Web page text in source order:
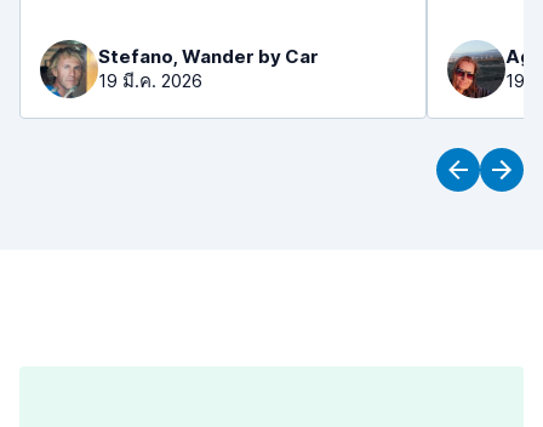
Stefano, Wander by Car
19 มี.ค. 2026
19